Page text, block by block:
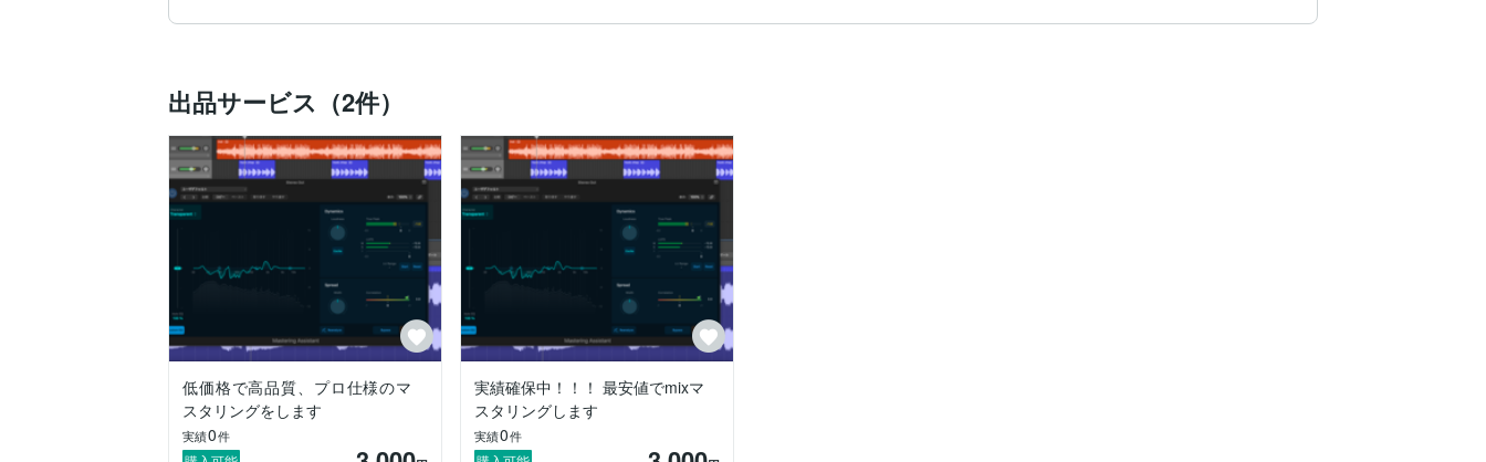
出品サービス（2件）
低価格で高品質、プロ仕様のマ
スタリングをします
実績0件
実績確保中！！！ 最安値でmixマ
スタリングします
実績0件